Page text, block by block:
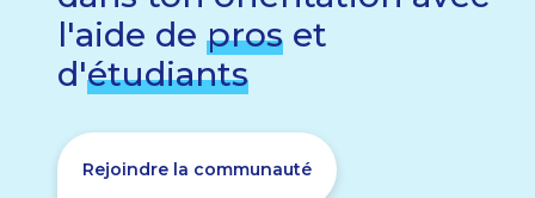
l'aide de pros et
d'étudiants
Rejoindre la communauté